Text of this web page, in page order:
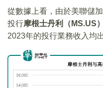
從數據上看，由於美聯儲
投行摩根士丹利（MS.US）
2023年的投行業務收入均